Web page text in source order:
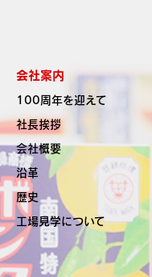
会社案内
100周年を迎えて
社長挨拶
会社概要
沿革
歴史
工場見学について